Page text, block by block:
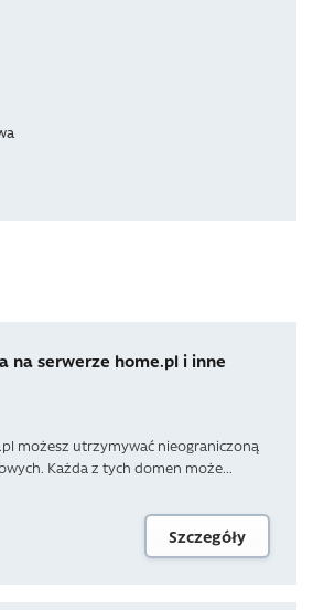
na serwerze home.pl i inne
możesz utrzymywać nieograniczoną
Każda z tych domen może...
Szczegóły